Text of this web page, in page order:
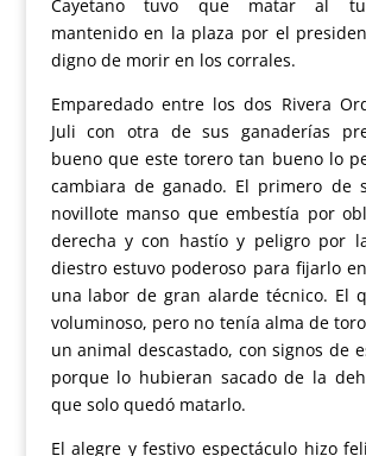
Cayetano tuvo que matar al
mantenido en la plaza por el
digno de morir en los corrales.
Emparedado entre los dos Rivera
Juli con otra de sus ganaderías
bueno que este torero tan bueno lo
cambiara de ganado. El primero de
novillote manso que embestía por
derecha y con hastío y peligro por
diestro estuvo poderoso para fijarlo
una labor de gran alarde técnico. El
voluminoso, pero no tenía alma de
un animal descastado, con signos de
porque lo hubieran sacado de la
que solo quedó matarlo.
El alegre y festivo espectáculo hizo